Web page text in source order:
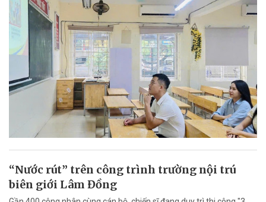
“Nước rút” trên công trình trường nội trú
biên giới Lâm Đồng